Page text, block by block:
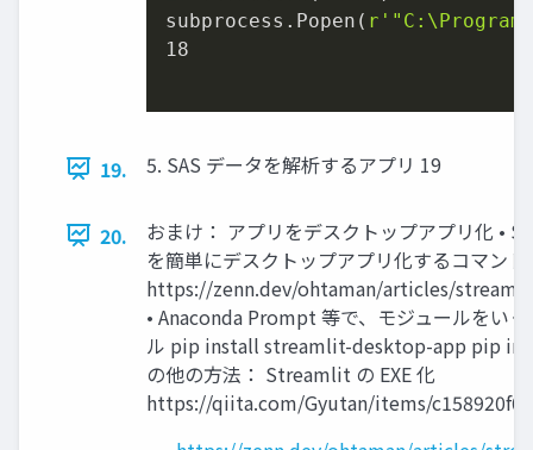
subprocess.Popen( r'"C:\Program
18
19. 5. SAS データを解析するアプリ 19
20.
おまけ： アプリをデスクトップアプリ化 •
を簡単にデスクトップアプリ化するコマン
https://zenn.dev/ohtaman/articles/
• Anaconda Prompt 等で、モジュールをい
ル pip install streamlit-desktop-app pip
の他の方法： Streamlit の EXE 化
https://qiita.com/Gyutan/items/